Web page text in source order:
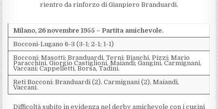
rientro da rinforzo di Gianpiero Branduardi.
Milano, 26 novembre 1955 – Partita amichevole.
Bocconi-Lugano 6-3 (3-1; 2-1; 1-1)
Bocconi: Masotti; Branduardi, Terni; Bianchi, Pizzi; Mario
Paracchini, Giorgio Castiglioni, Maiandi; Gangini, Carmignani,
Vaccani; Cappelletti, Borsa, Tadini.
Reti Bocconi: Branduardi (2), Carmignani (2), Maiandi,
Vaccani.
Difficoltà subito in evidenza nel derby amichevole con i cugini